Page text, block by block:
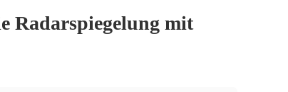
Radarspiegelung mit